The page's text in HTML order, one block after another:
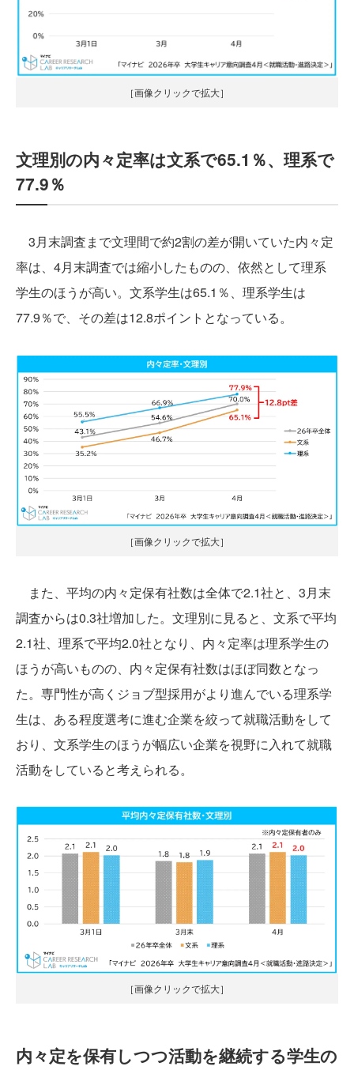
［画像クリックで拡大］
文理別の内々定率は文系で65.1％、理系で
77.9％
3月末調査まで文理間で約2割の差が開いていた内々定
率は、4月末調査では縮小したものの、依然として理系
学生のほうが高い。文系学生は65.1％、理系学生は
77.9％で、その差は12.8ポイントとなっている。
［画像クリックで拡大］
また、平均の内々定保有社数は全体で2.1社と、3月末
調査からは0.3社増加した。文理別に見ると、文系で平均
2.1社、理系で平均2.0社となり、内々定率は理系学生の
ほうが高いものの、内々定保有社数はほぼ同数となっ
た。専門性が高くジョブ型採用がより進んでいる理系学
生は、ある程度選考に進む企業を絞って就職活動をして
おり、文系学生のほうが幅広い企業を視野に入れて就職
活動をしていると考えられる。
［画像クリックで拡大］
内々定を保有しつつ活動を継続する学生の